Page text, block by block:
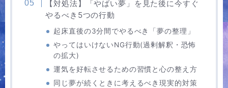
【対処法】「やばい夢」を見た後に今すぐ
やるべき5つの行動
起床直後の3分間でやるべき「夢の整理」
やってはいけないNG行動(過剰解釈・恐怖
の拡大)
運気を好転させるための習慣と心の整え方
同じ夢が続くときに考えるべき現実的対策